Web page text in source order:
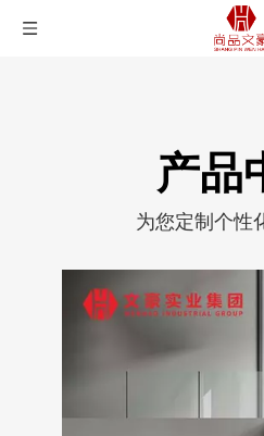
产品
为您定制个性